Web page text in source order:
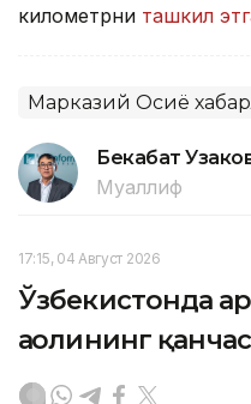
километрни ташкил
Марказий Осиё
Бекабат
Муаллиф
17:15, 04 Август 2026
Ўзбекистонда
аҳолининг